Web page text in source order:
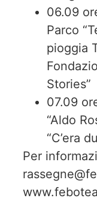
06.09
Parco
pioggia
Stories”
07.09
“Aldo
“C’era
Per